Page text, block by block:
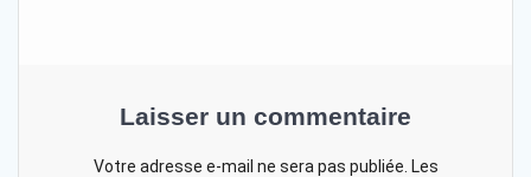
Laisser un commentaire
Votre adresse e-mail ne sera pas publiée. Les